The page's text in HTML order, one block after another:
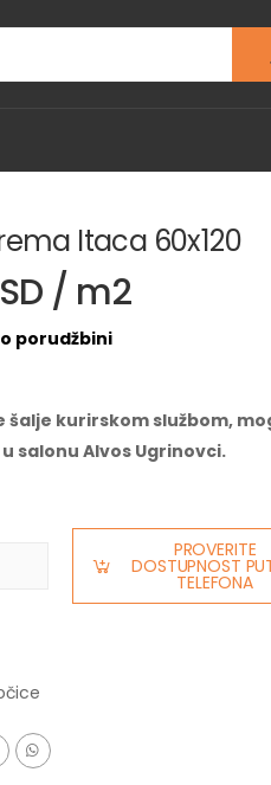
Itaca 60x120
/ m2
porudžbini
šalje kurirskom službom,
salonu Alvos Ugrinovci.
PROVERITE
DOSTUPNOST
TELEFONA